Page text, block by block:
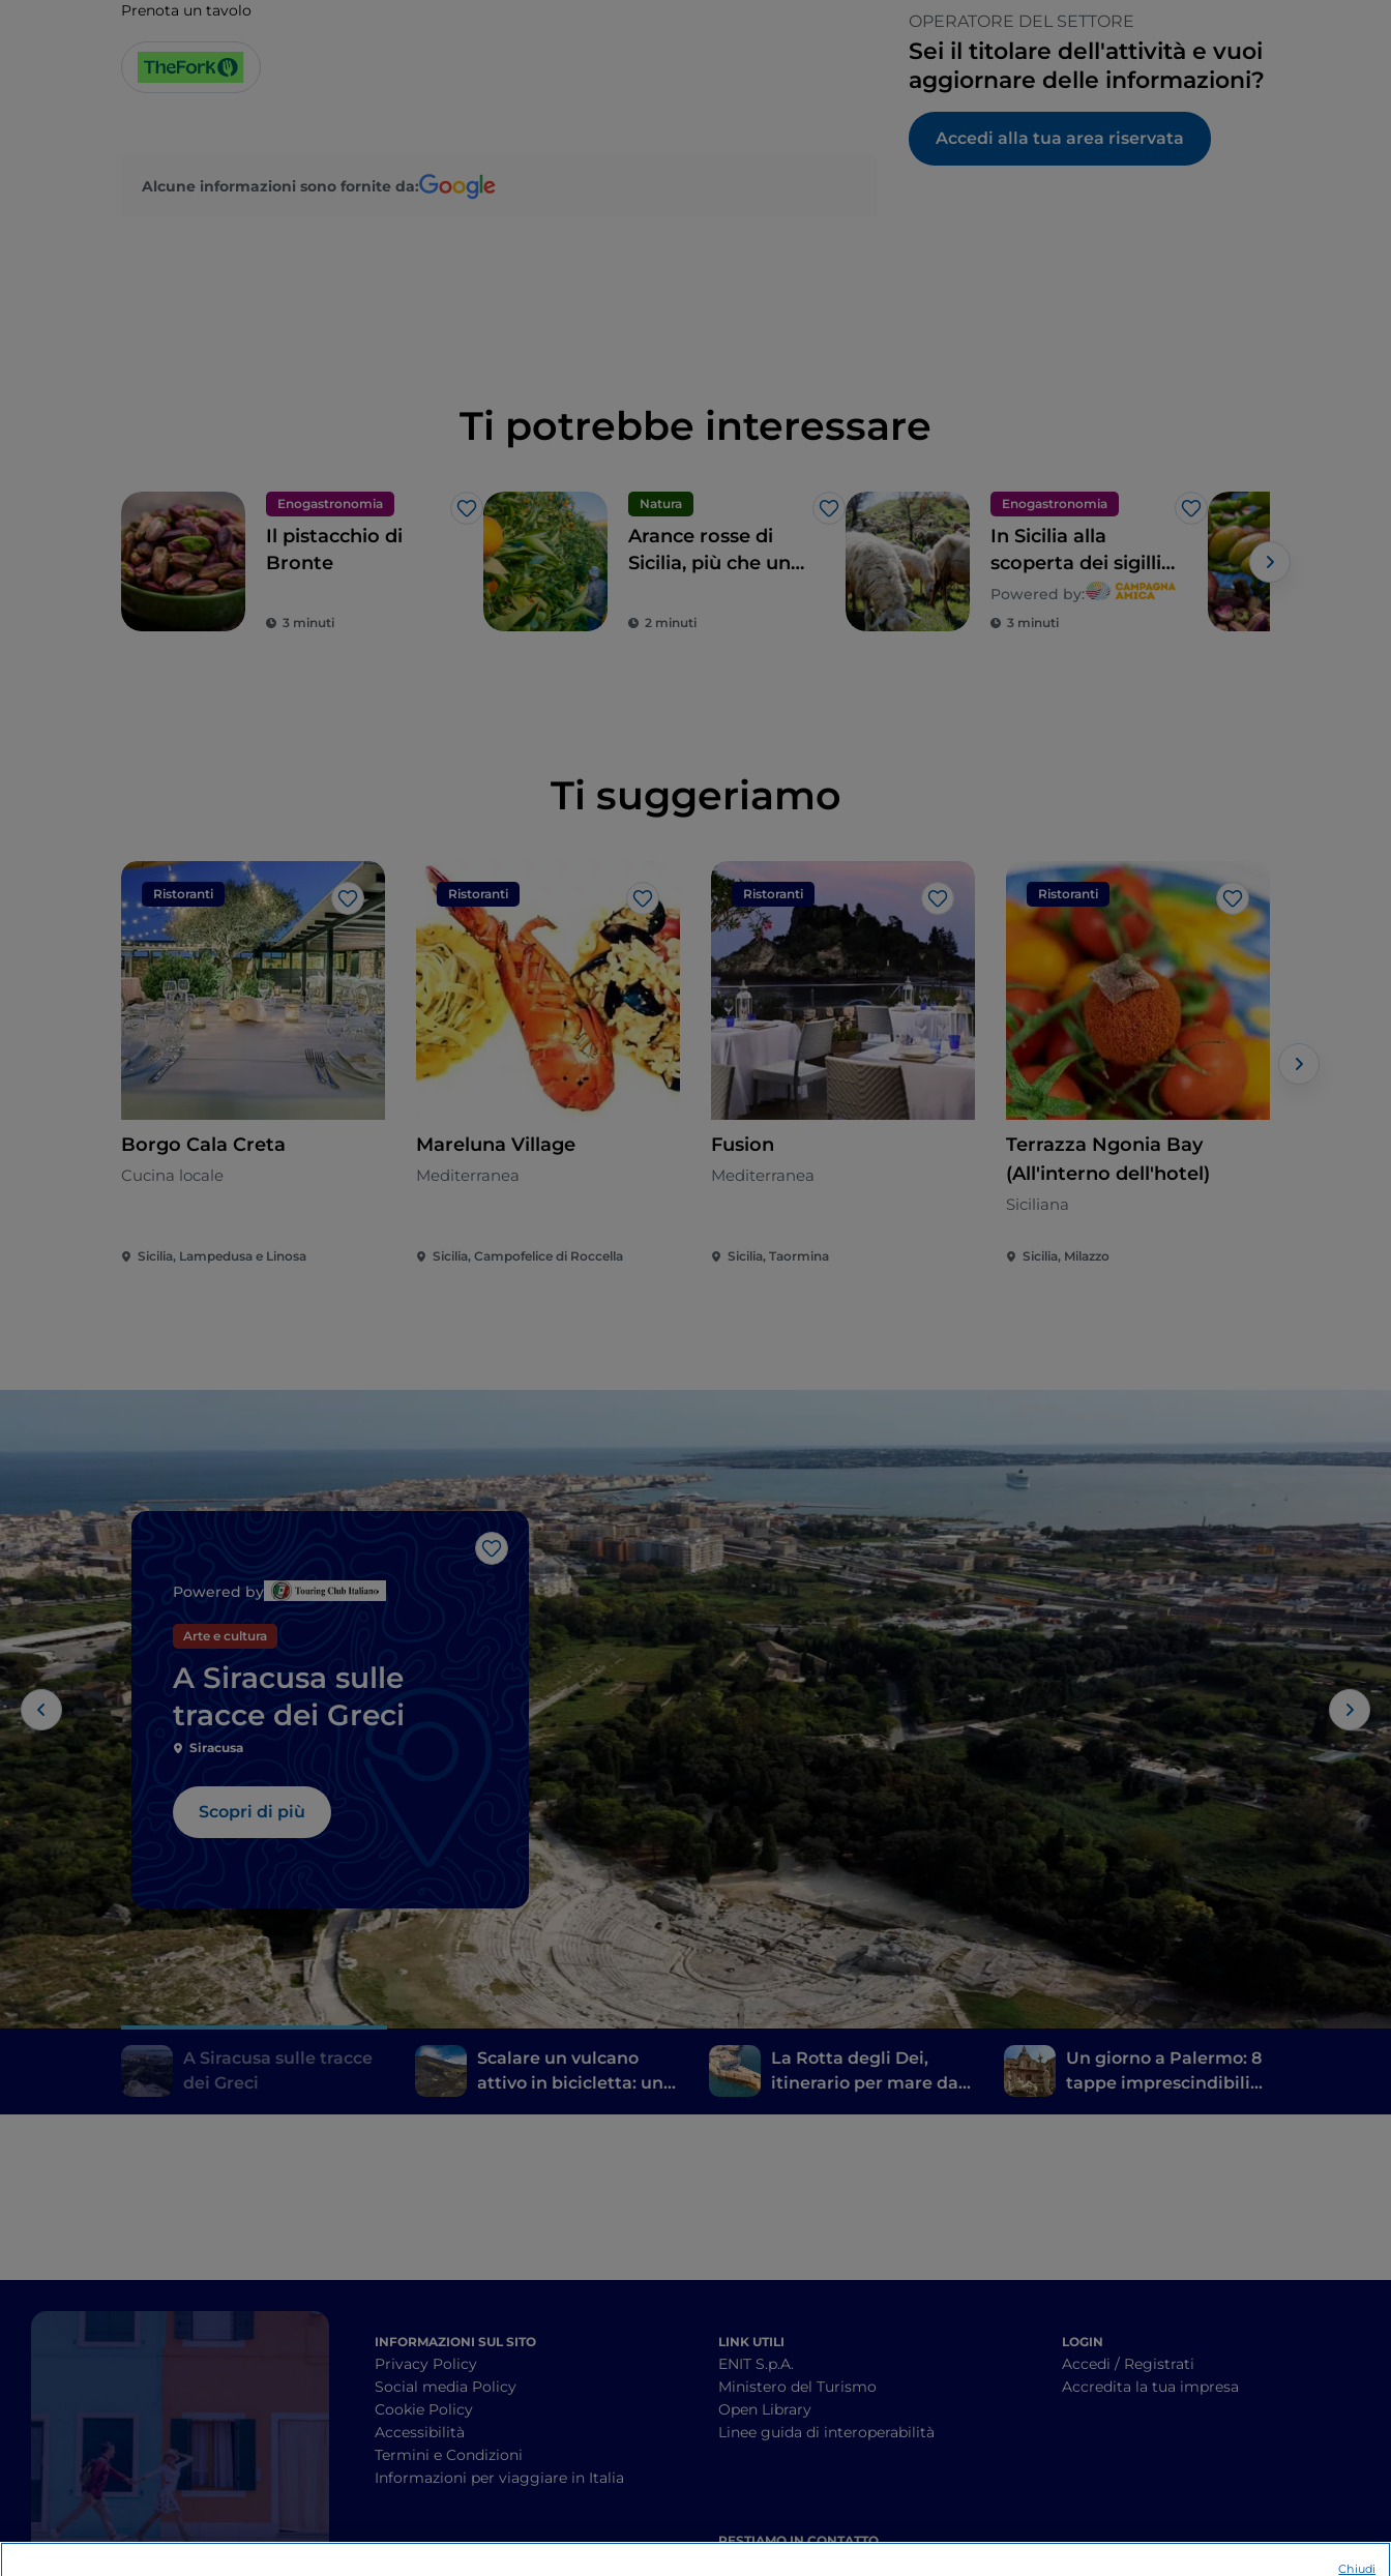
Prenota un tavolo
Alcune informazioni sono fornite da:
OPERATORE DEL SETTORE
Sei il titolare dell'attività e vuoi
aggiornare delle informazioni?
Accedi alla tua area riservata
Ti potrebbe interessare
Enogastronomia
Like
Il pistacchio di
Bronte
3 minuti
Natura
Like
Arance rosse di
Sicilia, più che un
2 minuti
Enogastronomia
Like
In Sicilia alla
scoperta dei sigilli
della biodiversità
contadina
Powered by:
3 minuti
Ti suggeriamo
Ristoranti
Like
Borgo Cala Creta
Cucina locale
Sicilia, Lampedusa e Linosa
Ristoranti
Like
Mareluna Village
Mediterranea
Sicilia, Campofelice di Roccella
Ristoranti
Like
Fusion
Mediterranea
Sicilia, Taormina
Ristoranti
Like
Terrazza Ngonia Bay
(All'interno dell'hotel)
Siciliana
Sicilia, Milazzo
Like
Powered by
Arte e cultura
A Siracusa sulle
tracce dei Greci
Siracusa
Scopri di più
A Siracusa sulle tracce
dei Greci
Scalare un vulcano
attivo in bicicletta: un
La Rotta degli Dei,
itinerario per mare da
Un giorno a Palermo: 8
tappe imprescindibili
INFORMAZIONI SUL SITO
Privacy Policy
Social media Policy
Cookie Policy
Accessibilità
Termini e Condizioni
Informazioni per viaggiare in Italia
LINK UTILI
ENIT S.p.A.
Ministero del Turismo
Open Library
Linee guida di interoperabilità
RESTIAMO IN CONTATTO
LOGIN
Accedi / Registrati
Accredita la tua impresa
Chiudi